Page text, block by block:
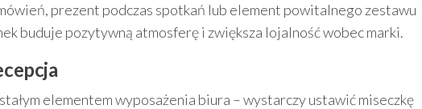
prezent podczas spotkań lub element powitalnego zestawu
buduje pozytywną atmosferę i zwiększa lojalność wobec marki.
elementem wyposażenia biura – wystarczy ustawić miseczkę